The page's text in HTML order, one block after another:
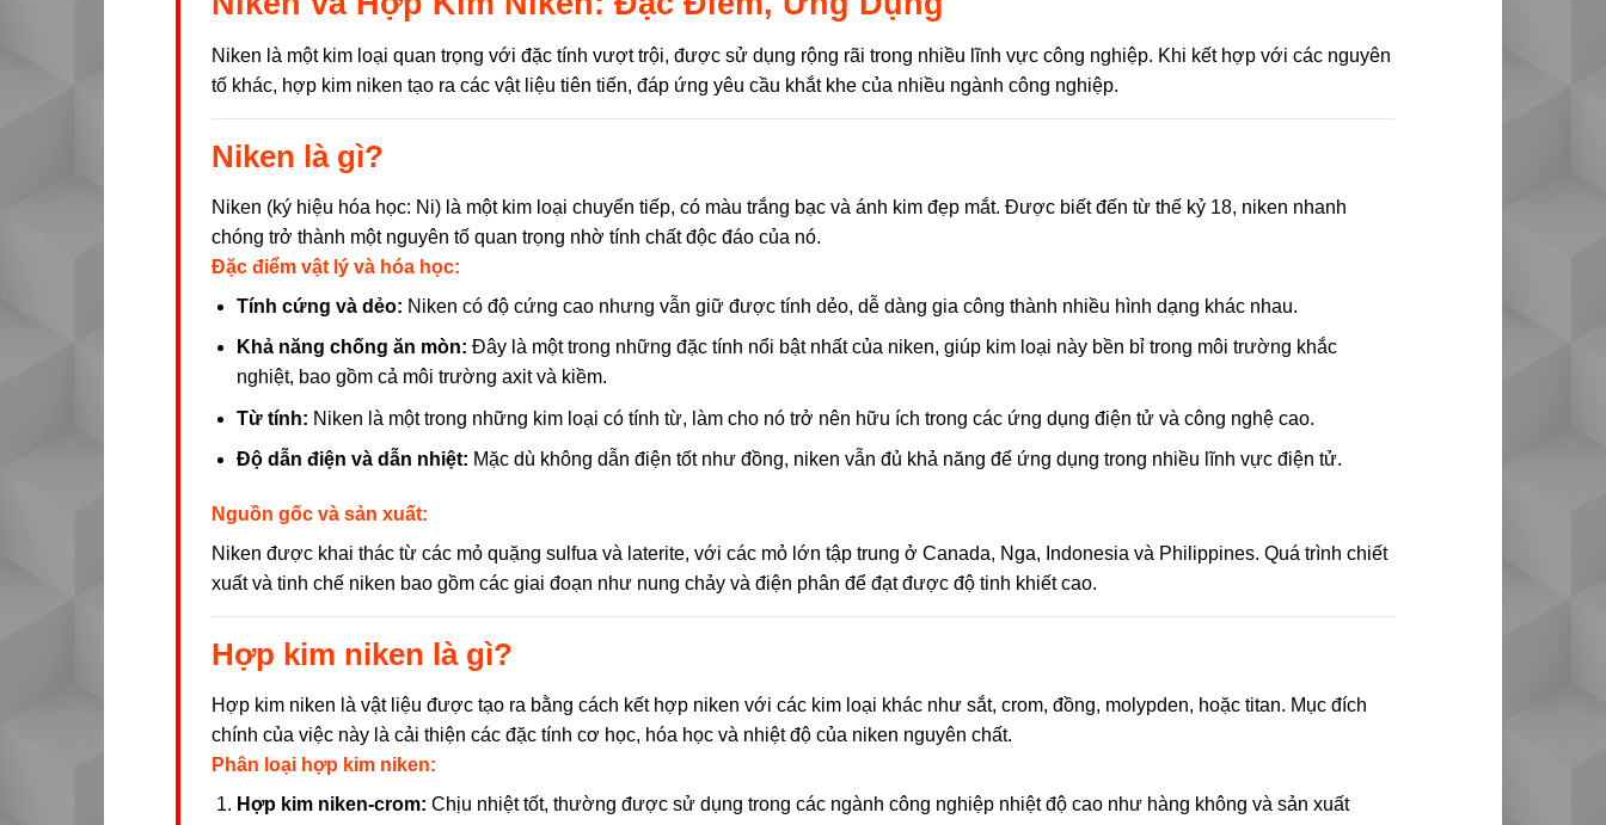
Niken là một kim loại quan trọng với đặc tính vượt trội, được sử dụng rộng rãi trong nhiều lĩnh vực công nghiệp. Khi kết hợp với các nguyên
tố khác, hợp kim niken tạo ra các vật liệu tiên tiến, đáp ứng yêu cầu khắt khe của nhiều ngành công nghiệp.
Niken là gì?
Niken (ký hiệu hóa học: Ni) là một kim loại chuyển tiếp, có màu trắng bạc và ánh kim đẹp mắt. Được biết đến từ thế kỷ 18, niken nhanh
chóng trở thành một nguyên tố quan trọng nhờ tính chất độc đáo của nó.
Đặc điểm vật lý và hóa học:
Tính cứng và dẻo: Niken có độ cứng cao nhưng vẫn giữ được tính dẻo, dễ dàng gia công thành nhiều hình dạng khác nhau.
Khả năng chống ăn mòn: Đây là một trong những đặc tính nổi bật nhất của niken, giúp kim loại này bền bỉ trong môi trường khắc
nghiệt, bao gồm cả môi trường axit và kiềm.
Từ tính: Niken là một trong những kim loại có tính từ, làm cho nó trở nên hữu ích trong các ứng dụng điện tử và công nghệ cao.
Độ dẫn điện và dẫn nhiệt: Mặc dù không dẫn điện tốt như đồng, niken vẫn đủ khả năng để ứng dụng trong nhiều lĩnh vực điện tử.
Nguồn gốc và sản xuất:
Niken được khai thác từ các mỏ quặng sulfua và laterite, với các mỏ lớn tập trung ở Canada, Nga, Indonesia và Philippines. Quá trình chiết
xuất và tinh chế niken bao gồm các giai đoạn như nung chảy và điện phân để đạt được độ tinh khiết cao.
Hợp kim niken là gì?
Hợp kim niken là vật liệu được tạo ra bằng cách kết hợp niken với các kim loại khác như sắt, crom, đồng, molypden, hoặc titan. Mục đích
chính của việc này là cải thiện các đặc tính cơ học, hóa học và nhiệt độ của niken nguyên chất.
Phân loại hợp kim niken:
Hợp kim niken-crom: Chịu nhiệt tốt, thường được sử dụng trong các ngành công nghiệp nhiệt độ cao như hàng không và sản xuất